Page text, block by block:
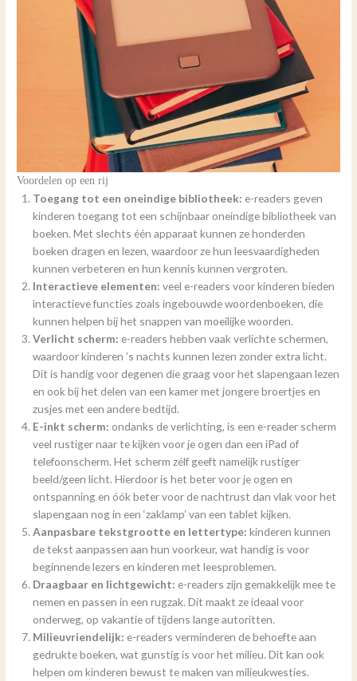
Voordelen op een rij
Toegang tot een oneindige bibliotheek: e-readers geven
kinderen toegang tot een schijnbaar oneindige bibliotheek van
boeken. Met slechts één apparaat kunnen ze honderden
boeken dragen en lezen, waardoor ze hun leesvaardigheden
kunnen verbeteren en hun kennis kunnen vergroten.
Interactieve elementen: veel e-readers voor kinderen bieden
interactieve functies zoals ingebouwde woordenboeken, die
kunnen helpen bij het snappen van moeilijke woorden.
Verlicht scherm: e-readers hebben vaak verlichte schermen,
waardoor kinderen ’s nachts kunnen lezen zonder extra licht.
Dit is handig voor degenen die graag voor het slapengaan lezen
en ook bij het delen van een kamer met jongere broertjes en
zusjes met een andere bedtijd.
E-inkt scherm: ondanks de verlichting, is een e-reader scherm
veel rustiger naar te kijken voor je ogen dan een iPad of
telefoonscherm. Het scherm zélf geeft namelijk rustiger
beeld/geen licht. Hierdoor is het beter voor je ogen en
ontspanning en óók beter voor de nachtrust dan vlak voor het
slapengaan nog in een ‘zaklamp’ van een tablet kijken.
Aanpasbare tekstgrootte en lettertype: kinderen kunnen
de tekst aanpassen aan hun voorkeur, wat handig is voor
beginnende lezers en kinderen met leesproblemen.
Draagbaar en lichtgewicht: e-readers zijn gemakkelijk mee te
nemen en passen in een rugzak. Dit maakt ze ideaal voor
onderweg, op vakantie of tijdens lange autoritten.
Milieuvriendelijk: e-readers verminderen de behoefte aan
gedrukte boeken, wat gunstig is voor het milieu. Dit kan ook
helpen om kinderen bewust te maken van milieukwesties.